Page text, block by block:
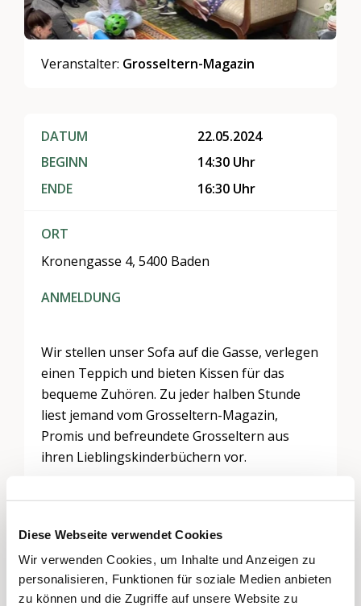
Diese Webseite verwendet Cookies
Wir verwenden Cookies, um Inhalte und Anzeigen zu
personalisieren, Funktionen für soziale Medien anbieten
zu können und die Zugriffe auf unsere Website zu
Veranstalter: Grosseltern-Magazin
DATUM
BEGINN
ENDE
22.05.2024
14:30 Uhr
16:30 Uhr
ORT
Kronengasse 4, 5400 Baden
ANMELDUNG
Wir stellen unser Sofa auf die Gasse, verlegen
einen Teppich und bieten Kissen für das
bequeme Zuhören. Zu jeder halben Stunde
liest jemand vom Grosseltern-Magazin,
Promis und befreundete Grosseltern aus
ihren Lieblingskinderbüchern vor.
Schreiben Sie einen Kommentar
Sie müssenangemeldet sein, um einen
Kommentar abzugeben.